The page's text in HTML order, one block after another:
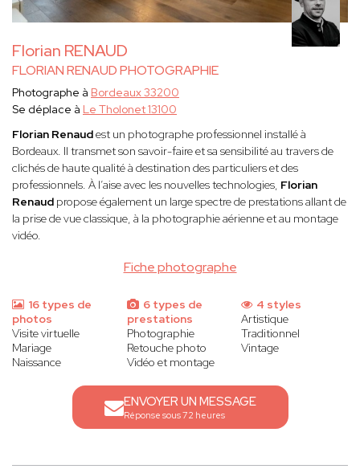
Florian RENAUD
FLORIAN RENAUD PHOTOGRAPHIE
Fiche photographe
Photographe à Bordeaux 33200
Se déplace à Le Tholonet 13100
Florian Renaudest un photographe professionnel installé à
Bordeaux. Il transmet son savoir-faire et sa sensibilité au travers de
clichés de haute qualité à destination des particuliers et des
professionnels. À l’aise avec les nouvelles technologies, Florian
Renaud propose également un large spectre de prestations allant de
la prise de vue classique, à la photographie aérienne et au montage
vidéo.
16 types de
photos
Visite virtuelle
Mariage
Naissance
6 types de
prestations
Photographie
Retouche photo
Vidéo et montage
4 styles
Artistique
Traditionnel
Vintage
ENVOYER UN MESSAGE
Réponse sous 72 heures